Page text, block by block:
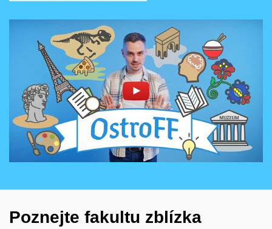
Povolit cookies a přehrát
Otevřít na youtube.com
Poznejte fakultu zblízka